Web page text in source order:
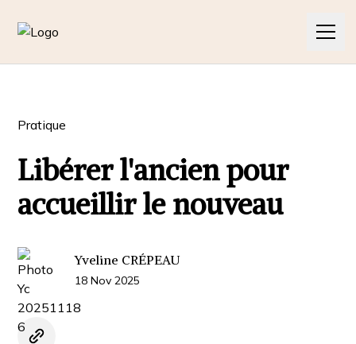
Les cours
Contact
Nos articles
Nos pratiques
Nos actualités
Pratique
Libérer l'ancien pour
accueillir le nouveau
Yveline CRÉPEAU
18 Nov 2025